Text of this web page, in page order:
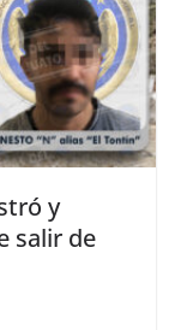
y
salir de